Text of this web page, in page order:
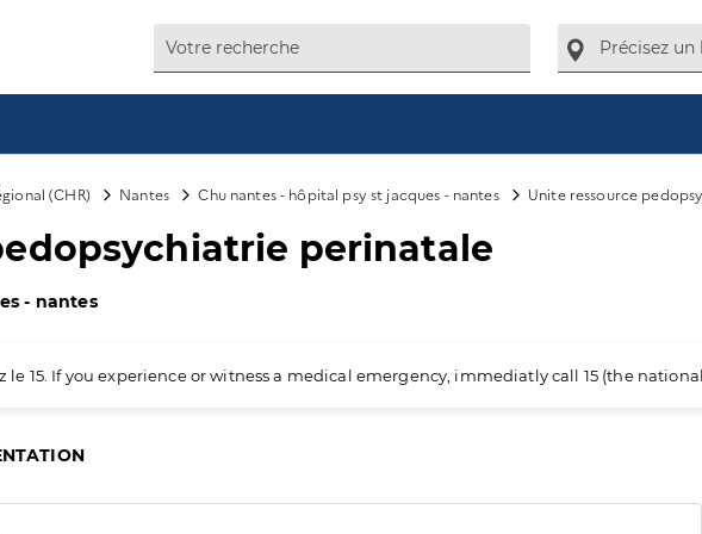
(CHR) Nantes Chu nantes - hôpital psy st jacques - nantes Unite ressource
perinatale
- nantes
le 15. If you experience or witness a medical emergency, immediatly call 15 (the